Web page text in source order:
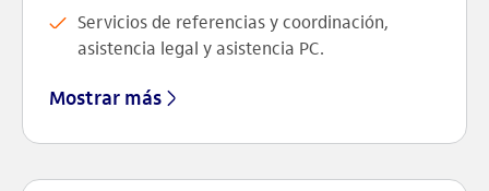
Servicios de referencias y coordinación,
asistencia legal y asistencia PC.
Mostrar más